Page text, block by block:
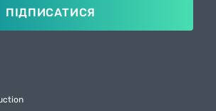
ПІДПИСАТИСЯ